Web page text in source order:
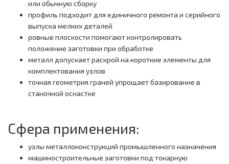
или обычную сборку
профиль подходит для единичного ремонта и серийного
выпуска мелких деталей
ровные плоскости помогают контролировать
положение заготовки при обработке
металл допускает раскрой на короткие элементы для
комплектования узлов
точная геометрия граней упрощает базирование в
станочной оснастке
Сфера применения:
узлы металлоконструкций промышленного назначения
машиностроительные заготовки под токарную